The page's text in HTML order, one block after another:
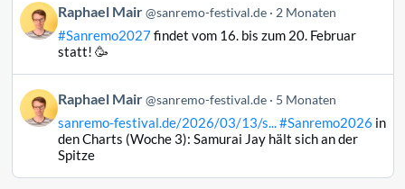
ansehen
Beitrag
von
Raphael
Bluesky
ansehen
Raphael Mair @sanremo-festival.de 2 Monaten
#Sanremo2027findet vom 16. bis zum 20. Februar
statt! 🥳
Beitrag
von
Raphael
Raphael Mair @sanremo-festival.de 5 Monaten
sanremo-festival.de/2026/03/13/s...#Sanremo2026 in
den Charts (Woche 3): Samurai Jay hält sich an der
Spitze